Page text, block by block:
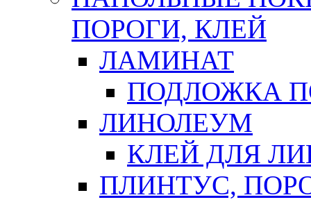
ПОРОГИ, КЛЕЙ
ЛАМИНАТ
ПОДЛОЖКА
ЛИНОЛЕУМ
КЛЕЙ ДЛЯ
ПЛИНТУС,